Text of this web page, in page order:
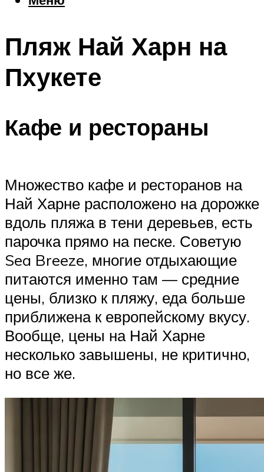
Шоппинг
Пляж Най Харн на
Пхукете
Кафе и рестораны
Множество кафе и ресторанов на
Най Харне расположено на дорожке
вдоль пляжа в тени деревьев, есть
парочка прямо на песке. Советую
Sea Breeze, многие отдыхающие
питаются именно там — средние
цены, близко к пляжу, еда больше
приближена к европейскому вкусу.
Вообще, цены на Най Харне
несколько завышены, не критично,
но все же.